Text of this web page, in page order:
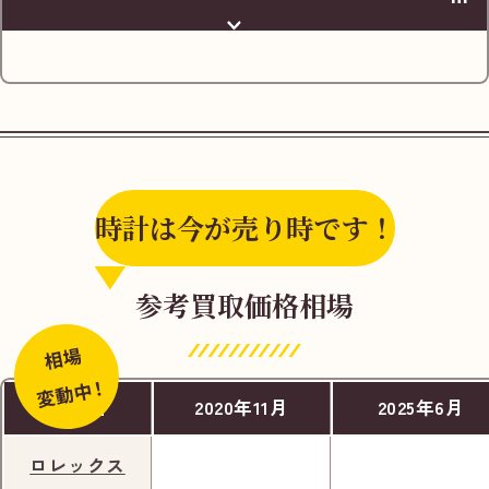
小田急電鉄「小田急相模原駅」の改札を出た
右へ進み、南口へ向かいます。
時計は今が売り時です！
参考買取価格相場
相場
変動中！
商品名 2020年11月 2025年6月
ロレックス